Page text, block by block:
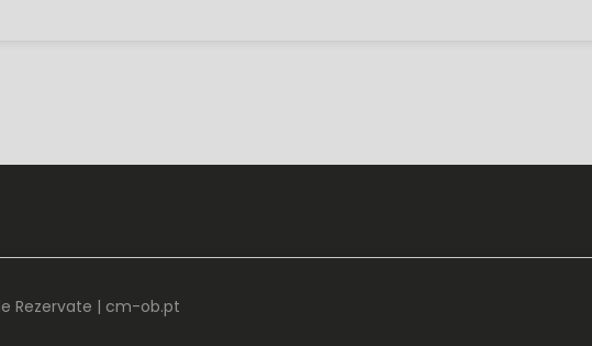
Rezervate | cm-ob.pt